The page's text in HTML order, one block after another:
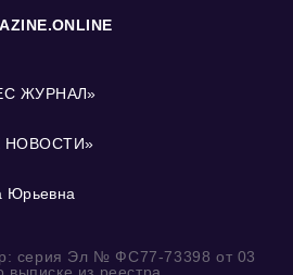
ЖУРНАЛ»
НОВОСТИ»
Юрьевна
серия Эл № ФС77-73398 от 03